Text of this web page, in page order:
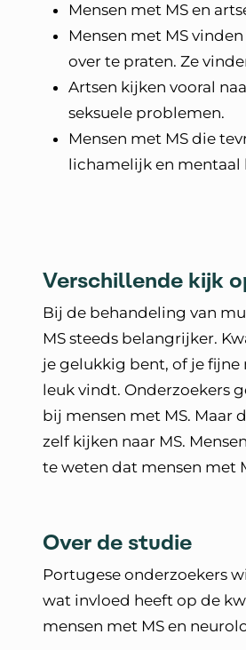
Mensen met MS en
Mensen met MS
over te praten. Ze
Artsen kijken vooral
seksuele problemen.
Mensen met MS die
lichamelijk en mentaal
Verschillende kijk
Bij de behandeling van
MS steeds belangrijker.
je gelukkig bent, of je fijne
leuk vindt. Onderzoekers
bij mensen met MS. Maar
zelf kijken naar MS.
te weten dat mensen met
Over de studie
Portugese onderzoekers
wat invloed heeft op de
mensen met MS en